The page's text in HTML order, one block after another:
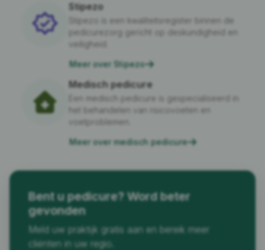
Stipezo
Stipezo is een kwaliteitsregister binnen de
pedicurezorg gericht op deskundigheid en
veiligheid.
Meer over Stipezo
Medisch pedicure
Een medisch pedicure is gespecialiseerd in
het behandelen van risicovoeten en
voetproblemen.
Meer over medisch pedicure
Bent u pedicure? Word beter
gevonden
Meld uw praktijk gratis aan en bereik meer
cliënten in uw regio.